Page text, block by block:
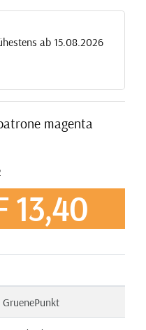
ab 15.08.2026
magenta
13,40
GruenePunkt